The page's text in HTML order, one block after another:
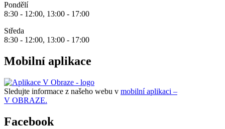
Pondělí
8:30 - 12:00, 13:00 - 17:00
Středa
8:30 - 12:00, 13:00 - 17:00
Mobilní aplikace
Sledujte informace z našeho webu v mobilní aplikaci –
V OBRAZE.
Facebook